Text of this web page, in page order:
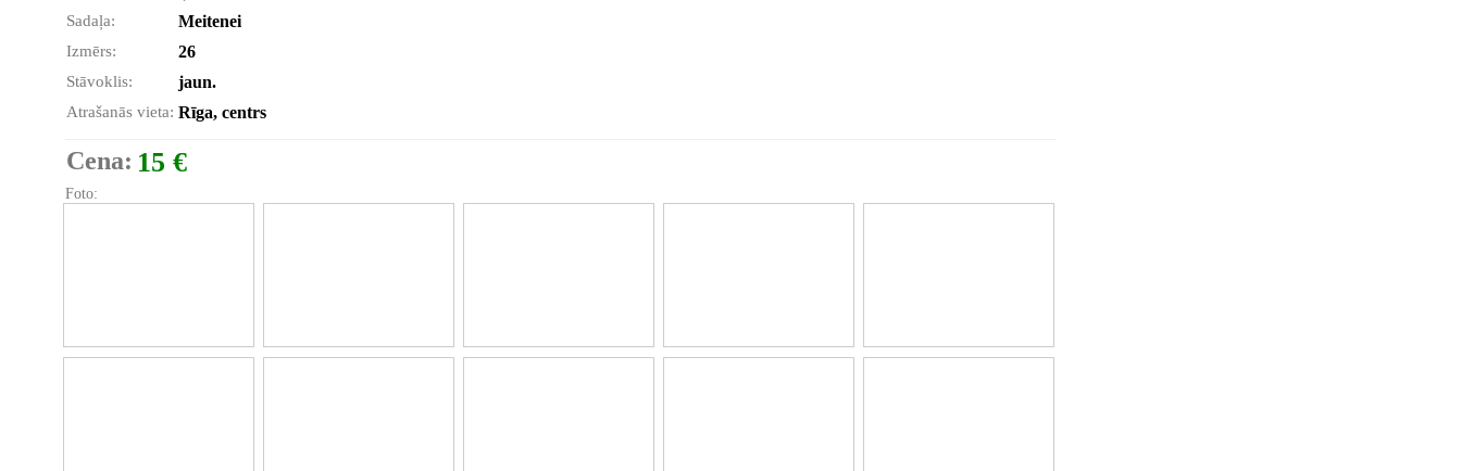
Sadaļa: Meitenei
Izmērs: 26
Stāvoklis: jaun.
Atrašanās vieta: Rīga, centrs
Cena: 15 €
Foto: